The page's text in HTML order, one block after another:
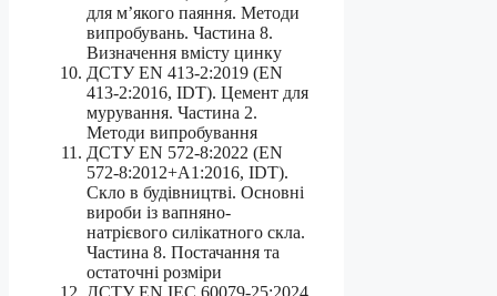
для м’якого паяння. Методи
випробувань. Частина 8.
Визначення вмісту цинку
ДСТУ EN 413-2:2019 (EN
413-2:2016, IDT). Цемент для
мурування. Частина 2.
Методи випробування
ДСТУ EN 572-8:2022 (EN
572-8:2012+A1:2016, IDT).
Скло в будівництві. Основні
вироби із вапняно-
натрієвого силікатного скла.
Частина 8. Постачання та
остаточні розміри
ДСТУ EN IEC 60079-25:2024